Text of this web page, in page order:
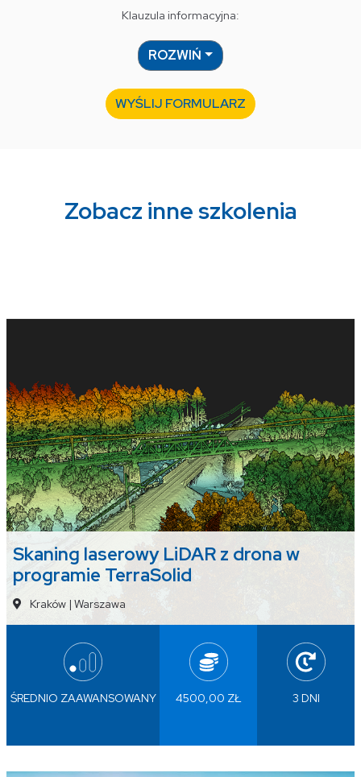
Klauzula informacyjna:
ROZWIŃ
WYŚLIJ FORMULARZ
Zobacz inne szkolenia
Skaning laserowy LiDAR z drona w
programie TerraSolid
Kraków | Warszawa
ŚREDNIO ZAAWANSOWANY 4500,00 ZŁ 3 DNI